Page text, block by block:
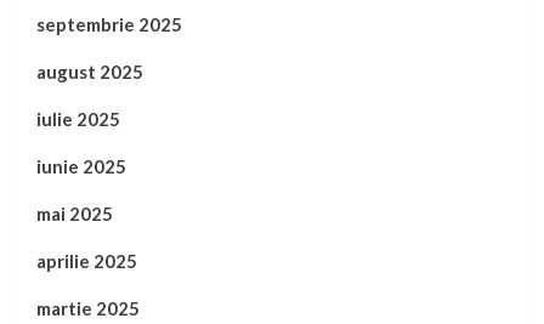
septembrie 2025
august 2025
iulie 2025
iunie 2025
mai 2025
aprilie 2025
martie 2025